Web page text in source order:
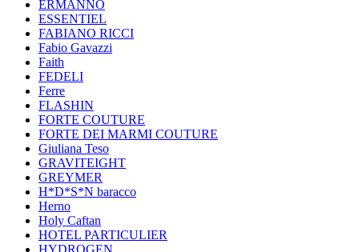
ERMANNO
ESSENTIEL
FABIANO RICCI
Fabio Gavazzi
Faith
FEDELI
Ferre
FLASHIN
FORTE COUTURE
FORTE DEI MARMI COUTURE
Giuliana Teso
GRAVITEIGHT
GREYMER
H*D*S*N baracco
Herno
Holy Caftan
HOTEL PARTICULIER
HYDROGEN